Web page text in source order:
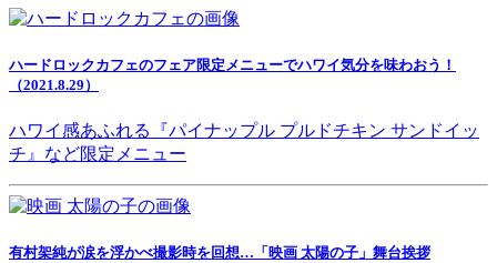
ハードロックカフェのフェア限定メニューでハワイ気分を味わおう！
（2021.8.29）
ハワイ感あふれる『パイナップル プルドチキン サンドイッ
チ』など限定メニュー
有村架純が涙を浮かべ撮影時を回想…「映画 太陽の子」舞台挨拶